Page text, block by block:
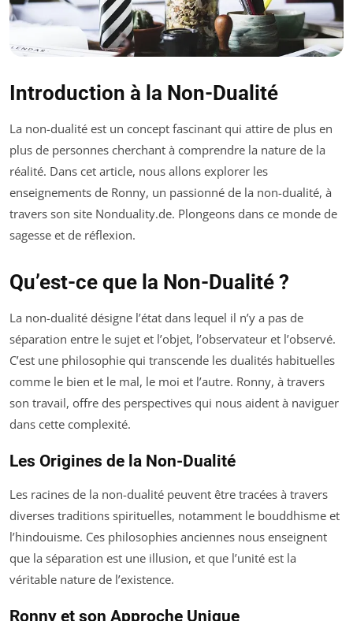
Introduction à la Non-Dualité
La non-dualité est un concept fascinant qui attire de plus en
plus de personnes cherchant à comprendre la nature de la
réalité. Dans cet article, nous allons explorer les
enseignements de Ronny, un passionné de la non-dualité, à
travers son site Nonduality.de. Plongeons dans ce monde de
sagesse et de réflexion.
Qu’est-ce que la Non-Dualité ?
La non-dualité désigne l’état dans lequel il n’y a pas de
séparation entre le sujet et l’objet, l’observateur et l’observé.
C’est une philosophie qui transcende les dualités habituelles
comme le bien et le mal, le moi et l’autre. Ronny, à travers
son travail, offre des perspectives qui nous aident à naviguer
dans cette complexité.
Les Origines de la Non-Dualité
Les racines de la non-dualité peuvent être tracées à travers
diverses traditions spirituelles, notamment le bouddhisme et
l’hindouisme. Ces philosophies anciennes nous enseignent
que la séparation est une illusion, et que l’unité est la
véritable nature de l’existence.
Ronny et son Approche Unique